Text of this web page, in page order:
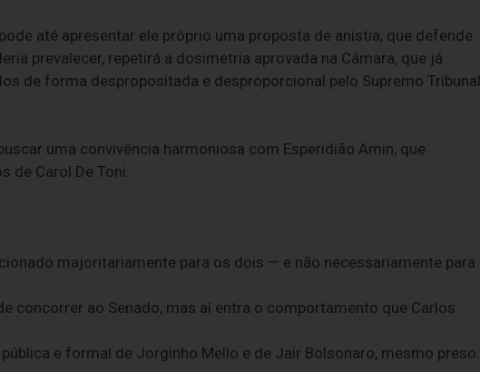
até apresentar ele próprio uma proposta de anistia, que defende
prevalecer, repetirá a dosimetria aprovada na Câmara, que já
de forma despropositada e desproporcional pelo Supremo Tribunal
uma convivência harmoniosa com Esperidião Amin, que
de Carol De Toni.
majoritariamente para os dois — e não necessariamente para
concorrer ao Senado, mas aí entra o comportamento que Carlos
e formal de Jorginho Mello e de Jair Bolsonaro, mesmo preso.